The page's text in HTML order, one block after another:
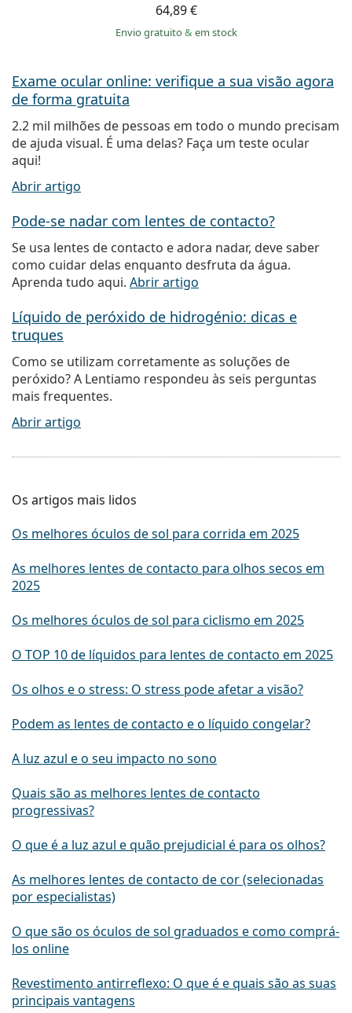
64,89 €
Envio gratuito& em stock
Exame ocular online: verifique a sua visão agora
de forma gratuita
2.2 mil milhões de pessoas em todo o mundo precisam
de ajuda visual. É uma delas? Faça um teste ocular
aqui!
Abrir artigo
Pode-se nadar com lentes de contacto?
Se usa lentes de contacto e adora nadar, deve saber
como cuidar delas enquanto desfruta da água.
Aprenda tudo aqui. Abrir artigo
Líquido de peróxido de hidrogénio: dicas e
truques
Como se utilizam corretamente as soluções de
peróxido? A Lentiamo respondeu às seis perguntas
mais frequentes.
Abrir artigo
Os artigos mais lidos
Os melhores óculos de sol para corrida em 2025
As melhores lentes de contacto para olhos secos em
2025
Os melhores óculos de sol para ciclismo em 2025
O TOP 10 de líquidos para lentes de contacto em 2025
Os olhos e o stress: O stress pode afetar a visão?
Podem as lentes de contacto e o líquido congelar?
A luz azul e o seu impacto no sono
Quais são as melhores lentes de contacto
progressivas?
O que é a luz azul e quão prejudicial é para os olhos?
As melhores lentes de contacto de cor (selecionadas
por especialistas)
O que são os óculos de sol graduados e como comprá-
los online
Revestimento antirreflexo: O que é e quais são as suas
principais vantagens